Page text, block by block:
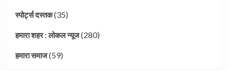
स्पोर्ट्स दस्तक(35)
हमारा शहर : लोकल न्यूज(280)
हमारा समाज(59)